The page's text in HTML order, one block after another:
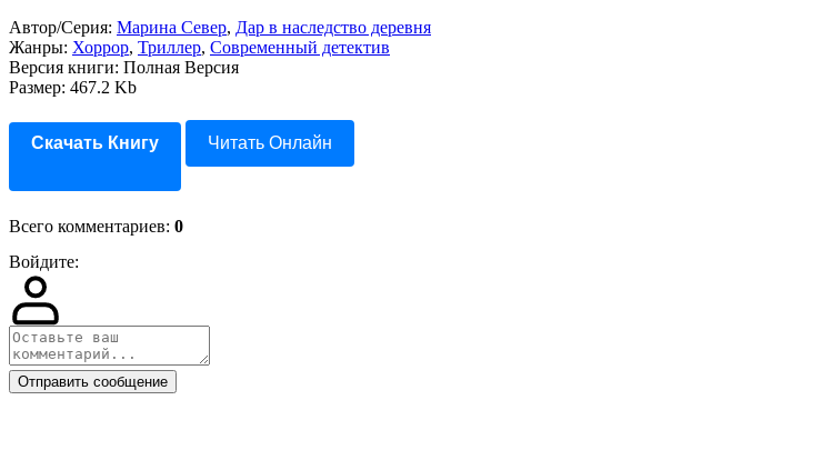
Автор/Серия: Марина Север, Дар в наследство деревня
Жанры: Хоррор, Триллер, Современный детектив
Версия книги: Полная Версия
Размер: 467.2 Kb
Скачать Книгу Читать Онлайн
Всего комментариев: 0
Войдите:
Отправить сообщение